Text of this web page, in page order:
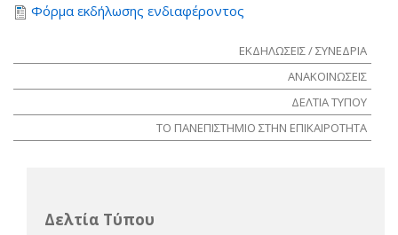
Φόρμα εκδήλωσης ενδιαφέροντος
ΕΚΔΗΛΩΣΕΙΣ / ΣΥΝΕΔΡΙΑ
ΑΝΑΚΟΙΝΩΣΕΙΣ
ΔΕΛΤΙΑ ΤΥΠΟΥ
ΤΟ ΠΑΝΕΠΙΣΤΗΜΙΟ ΣΤΗΝ ΕΠΙΚΑΙΡΟΤΗΤΑ
Δελτία Τύπου